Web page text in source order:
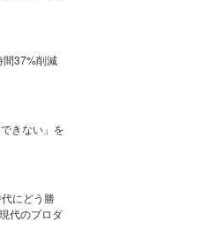
間37%削減
きない」を
にどう勝
代のプロダ